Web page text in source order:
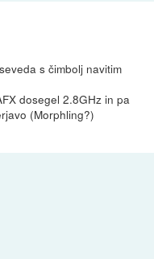
s čimbolj navitim
dosegel 2.8GHz in pa
(Morphling?)